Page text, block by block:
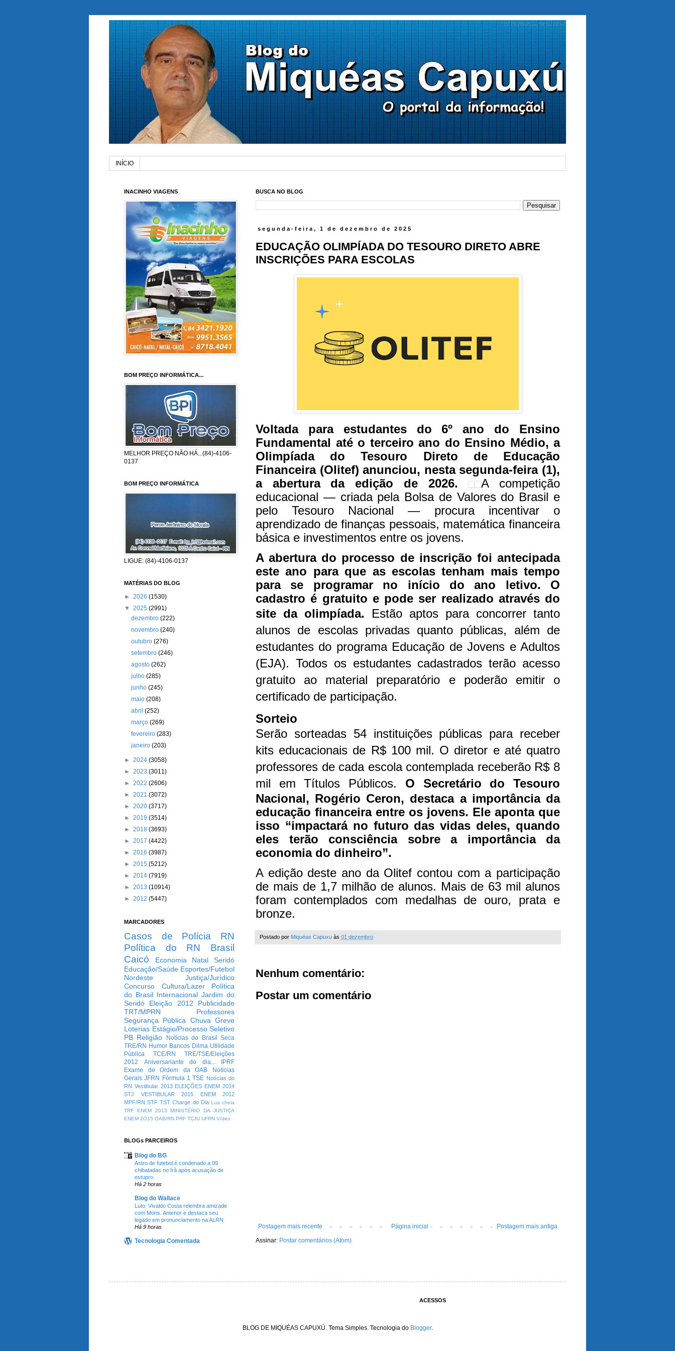
INÍCIO
BUSCA NO BLOG
segunda-feira, 1 de dezembro de 2025
EDUCAÇÃO OLIMPÍADA DO TESOURO DIRETO ABRE
INSCRIÇÕES PARA ESCOLAS
Voltada para estudantes do 6º ano do Ensino
Fundamental até o terceiro ano do Ensino Médio, a
Olimpíada do Tesouro Direto de Educação
Financeira (Olitef) anunciou, nesta segunda-feira (1),
a abertura da edição de 2026.
A competição
educacional — criada pela Bolsa de Valores do Brasil e
pelo Tesouro Nacional — procura incentivar o
aprendizado de finanças pessoais, matemática financeira
básica e investimentos entre os jovens.
A abertura do processo de inscrição foi antecipada
este ano para que as escolas tenham mais tempo
para se programar no início do ano letivo. O
cadastro é gratuito e pode ser realizado através do
site da olimpíada. Estão aptos para concorrer tanto
alunos de escolas privadas quanto públicas, além de
estudantes do programa Educação de Jovens e Adultos
(EJA). Todos os estudantes cadastrados terão acesso
gratuito ao material preparatório e poderão emitir o
certificado de participação.
Sorteio
Serão sorteadas 54 instituições públicas para receber
kits educacionais de R$ 100 mil. O diretor e até quatro
professores de cada escola contemplada receberão R$ 8
mil em Títulos Públicos. O Secretário do Tesouro
Nacional, Rogério Ceron, destaca a importância da
educação financeira entre os jovens. Ele aponta que
isso “impactará no futuro das vidas deles, quando
eles terão consciência sobre a importância da
economia do dinheiro”.
A edição deste ano da Olitef contou com a participação
de mais de 1,7 milhão de alunos. Mais de 63 mil alunos
foram contemplados com medalhas de ouro, prata e
bronze.
Postado por Miquéas Capuxu às 01 dezembro
Nenhum comentário:
Postar um comentário
Postagem mais recente Postagem mais antiga
Página inicial
Assinar: Postar comentários (Atom)
INACINHO VIAGENS
BOM PREÇO INFORMÁTICA...
MELHOR PREÇO NÃO HÁ...(84)-4106-
0137
BOM PREÇO INFORMÁTICA
LIGUE: (84)-4106-0137
MATÉRIAS DO BLOG
► 2026 (1530)
▼ 2025 (2991)
dezembro(222)
novembro(240)
outubro(276)
setembro(246)
agosto(262)
julho(285)
junho(245)
maio(208)
abril(252)
março(269)
fevereiro(283)
janeiro(203)
► 2024 (3058)
► 2023 (3011)
► 2022 (2606)
► 2021 (3072)
► 2020 (3717)
► 2019 (3514)
► 2018 (3693)
► 2017 (4422)
► 2016 (3987)
► 2015 (5212)
► 2014 (7919)
► 2013 (10914)
► 2012 (5447)
MARCADORES
Casos de Polícia
RN
Política do RN
Brasil
Caicó
Economia Natal
Seridó
Educação/Saúde Esportes/Futebol
Nordeste
Justiça/Jurídico
Concurso
Cultura/Lazer
Política
do Brasil Internacional Jardim do
Seridó
Eleição 2012
Publicidade
TRT/MPRN
Professores
Segurança Pública Chuva Greve
Loterias Estágio/Processo Seletivo
PB Religião Notícias do Brasil
Seca
TRE/RN Humor Bancos Dilma Utilidade
Pública
TCE/RN
TRE/TSE/Eleições
2012
Aniversariante do dia...
IPRF
Exame de Ordem da OAB
Notícias
Gerais JFRN Fórmula 1 TSE Notícias do
RN Vestibular 2013 ELEIÇÕES ENEM 2014
STJ
VESTIBULAR 2015
ENEM 2012
MPF/RN STF TST Charge do Dia Lua cheia
TRF
ENEM 2013
MINISTÉRIO DA JUSTIÇA
ENEM 2O15 OAB/RN PRF TCJU UFRN Vídeo
BLOGs PARCEIROS
Blog do BG
Astro de futebol é condenado a 99
chibatadas no Irã após acusação de
estupro
Há 2 horas
Blog do Wallace
Luto: Vivaldo Costa relembra amizade
com Mons. Antenor e destaca seu
legado em pronunciamento na ALRN
Há 9 horas
Tecnologia Comentada
ACESSOS
BLOG DE MIQUÉAS CAPUXÚ. Tema Simples. Tecnologia do Blogger.